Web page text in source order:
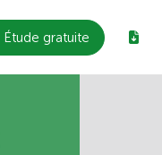
Étude gratuite